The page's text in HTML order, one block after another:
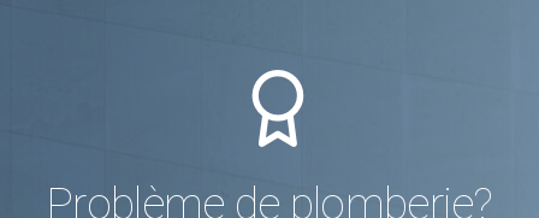
Problème de plomberie?